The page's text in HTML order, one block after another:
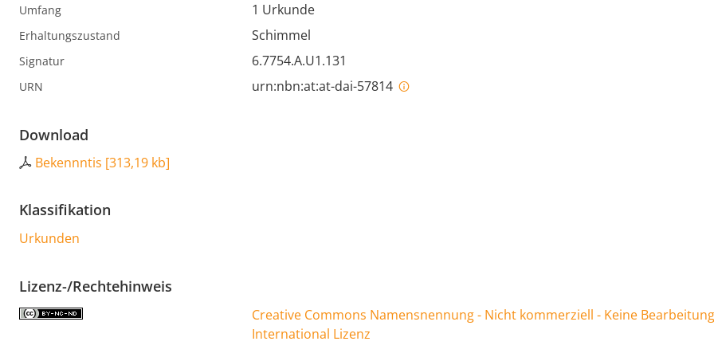
Umfang 1 Urkunde
Erhaltungszustand Schimmel
Signatur 6.7754.A.U1.131
URN urn:nbn:at:at-dai-57814
Download
Bekennntis [313,19 kb]
Klassifikation
Urkunden
Lizenz-/Rechtehinweis
Creative Commons Namensnennung - Nicht kommerziell - Keine
International Lizenz